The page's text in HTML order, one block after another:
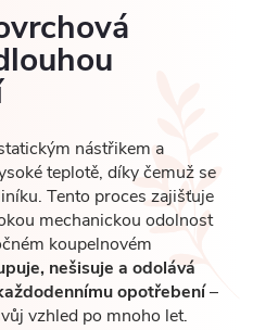
nástřikem a
teplotě, díky čemuž se
Tento proces zajišťuje
mechanickou odolnost
koupelnovém
nešisuje a odolává
opotřebení–
vzhled po mnoho let.